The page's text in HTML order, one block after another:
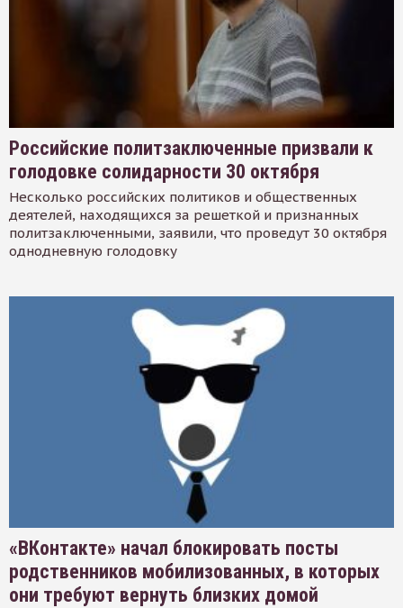
Российские политзаключенные призвали к
голодовке солидарности 30 октября
Несколько российских политиков и общественных
деятелей, находящихся за решеткой и признанных
политзаключенными, заявили, что проведут 30 октября
однодневную голодовку
«ВКонтакте» начал блокировать посты
родственников мобилизованных, в которых
они требуют вернуть близких домой